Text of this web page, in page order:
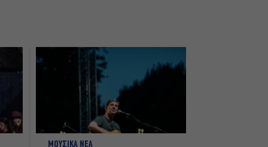
ΜΟΥΣΙΚΑ ΝΕΑ